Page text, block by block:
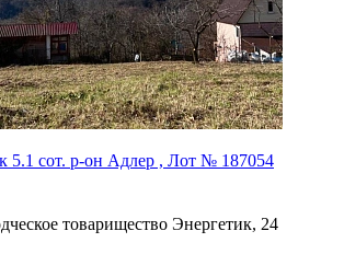
5.1 сот. р-он Адлер , Лот № 187054
товарищество Энергетик, 24